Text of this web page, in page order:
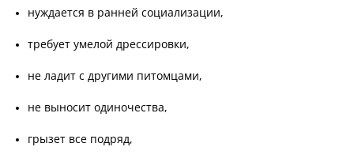
нуждается в ранней социализации,
требует умелой дрессировки,
не ладит с другими питомцами,
не выносит одиночества,
грызет все подряд,